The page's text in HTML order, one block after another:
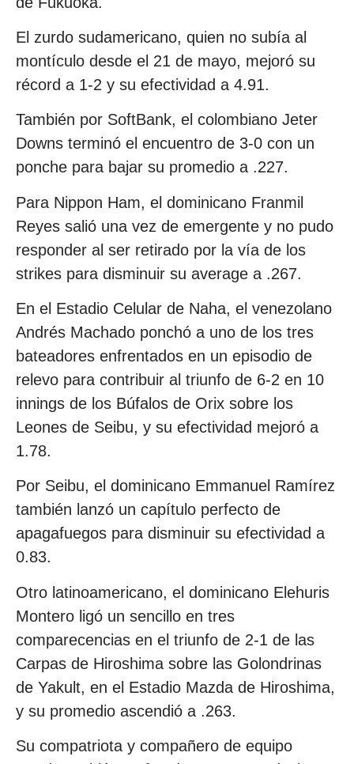
El zurdo sudamericano, quien no subía al
montículo desde el 21 de mayo, mejoró su
récord a 1-2 y su efectividad a 4.91.
También por SoftBank, el colombiano Jeter
Downs terminó el encuentro de 3-0 con un
ponche para bajar su promedio a .227.
Para Nippon Ham, el dominicano Franmil
Reyes salió una vez de emergente y no pudo
responder al ser retirado por la vía de los
strikes para disminuir su average a .267.
En el Estadio Celular de Naha, el venezolano
Andrés Machado ponchó a uno de los tres
bateadores enfrentados en un episodio de
relevo para contribuir al triunfo de 6-2 en 10
innings de los Búfalos de Orix sobre los
Leones de Seibu, y su efectividad mejoró a
1.78.
Por Seibu, el dominicano Emmanuel Ramírez
también lanzó un capítulo perfecto de
apagafuegos para disminuir su efectividad a
0.83.
Otro latinoamericano, el dominicano Elehuris
Montero ligó un sencillo en tres
comparecencias en el triunfo de 2-1 de las
Carpas de Hiroshima sobre las Golondrinas
de Yakult, en el Estadio Mazda de Hiroshima,
y su promedio ascendió a .263.
Su compatriota y compañero de equipo